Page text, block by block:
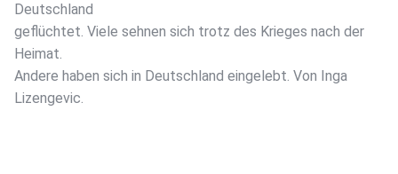
Deutschland
geflüchtet. Viele sehnen sich trotz des Krieges nach der
Heimat.
Andere haben sich in Deutschland eingelebt. Von Inga
Lizengevic.